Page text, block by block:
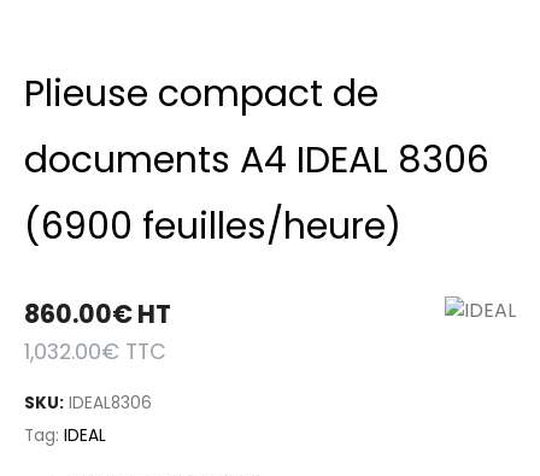
Plieuse compact de
documents A4 IDEAL 8306
(6900 feuilles/heure)
860.00€HT
1,032.00€ TTC
SKU: IDEAL8306
Tag: IDEAL